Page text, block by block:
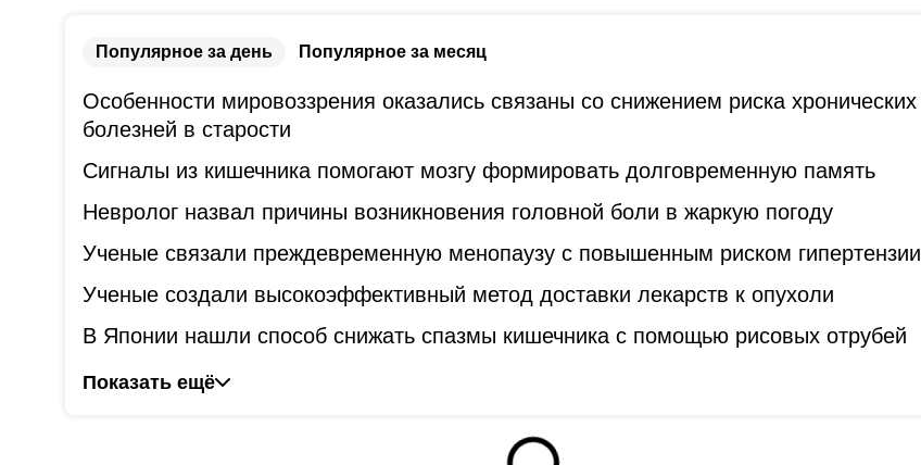
Популярное за день Популярное за месяц
Особенности мировоззрения оказались связаны со снижением риска хронических
болезней в старости
Сигналы из кишечника помогают мозгу формировать долговременную память
Невролог назвал причины возникновения головной боли в жаркую погоду
Ученые связали преждевременную менопаузу с повышенным риском гипертензии
Ученые создали высокоэффективный метод доставки лекарств к опухоли
В Японии нашли способ снижать спазмы кишечника с помощью рисовых отрубей
Показать ещё